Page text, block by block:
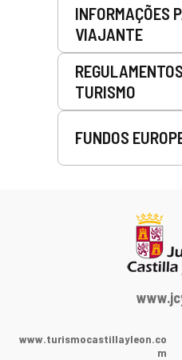
INFORMAÇÕES
VIAJANTE
TURISMO
FUNDOS
Portal
Junta
www.turismocastillayleon.co
m